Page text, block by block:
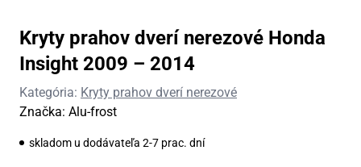
Kryty prahov dverí nerezové Honda
Insight 2009 – 2014
Kategória: Kryty prahov dverí nerezové
Značka: Alu-frost
skladom u dodávateľa 2-7 prac. dní